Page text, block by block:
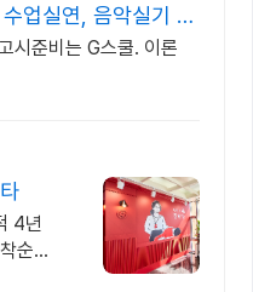
업실연, 음악실기 전
시준비는 G스쿨. 이론
4년
순